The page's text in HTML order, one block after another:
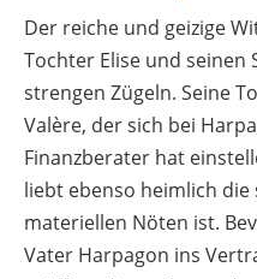
Der reiche und geizige
Tochter Elise und seinen
strengen Zügeln. Seine
Valère, der sich bei
Finanzberater hat
liebt ebenso heimlich die
materiellen Nöten ist.
Vater Harpagon ins